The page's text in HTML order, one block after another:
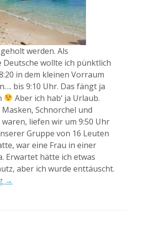
werden. Als
wollte ich pünktlich
in dem kleinen Vorraum
bis 9:10 Uhr. Das fängt ja
Aber ich hab‘ ja Urlaub.
Schnorchel und
liefen wir um 9:50 Uhr
Gruppe von 16 Leuten
war eine Frau in einer
Erwartet hätte ich etwas
aber ich wurde enttäuscht.
„El
→